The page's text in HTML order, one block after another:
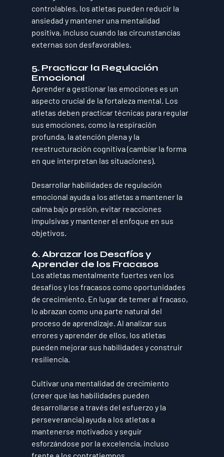
controlables, los atletas pueden reducir la
ansiedad y mantener una mentalidad
positiva, incluso cuando las circunstancias
externas son desfavorables.
5. Practicar la Regulación
Emocional
Aprender a gestionar las emociones es un
aspecto crucial de la fortaleza mental. Los
atletas deben practicar técnicas para regular
sus emociones, como la respiración
profunda, la atención plena y la
reestructuración cognitiva (cambiar la forma
en que interpretan las situaciones).
Desarrollar habilidades de regulación
emocional ayuda a los atletas a mantener la
calma bajo presión, evitar reacciones
impulsivas y mantener el enfoque en sus
objetivos.
6. Abrazar los Desafíos y
Aprender de los Fracasos
Los atletas mentalmente fuertes ven los
desafíos y los fracasos como oportunidades
de crecimiento. En lugar de temer al fracaso,
lo abrazan como una parte natural del
proceso de aprendizaje. Al analizar sus
errores y aprender de ellos, los atletas
pueden mejorar sus habilidades y construir
resiliencia.
Cultivar una mentalidad de crecimiento
(creer que las habilidades pueden
desarrollarse a través del esfuerzo y la
perseverancia) ayuda a los atletas a
mantenerse motivados y seguir
esforzándose por la excelencia, incluso